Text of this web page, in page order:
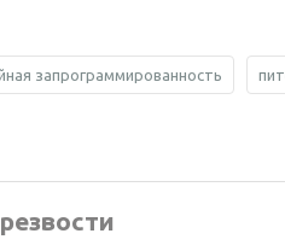
запрограммированность